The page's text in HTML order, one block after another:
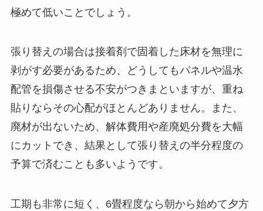
極めて低いことでしょう。
張り替えの場合は接着剤で固着した床材を無理に
剥がす必要があるため、どうしてもパネルや温水
配管を損傷させる不安がつきまといますが、重ね
貼りならその心配がほとんどありません。また、
廃材が出ないため、解体費用や産廃処分費を大幅
にカットでき、結果として張り替えの半分程度の
予算で済むことも多いようです。
工期も非常に短く、6畳程度なら朝から始めて夕方